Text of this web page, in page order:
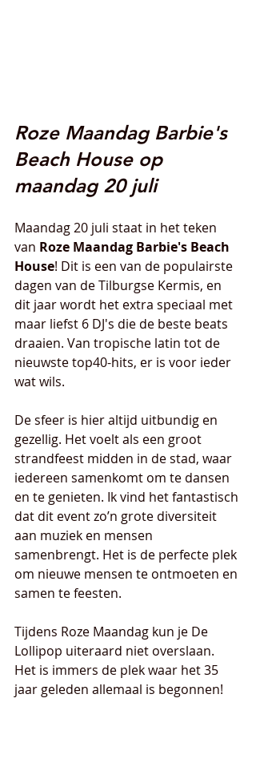
Roze Maandag Barbie's
Beach House op
maandag 20 juli
Maandag 20 juli staat in het teken
van Roze Maandag Barbie's Beach
House! Dit is een van de populairste
dagen van de Tilburgse Kermis, en
dit jaar wordt het extra speciaal met
maar liefst 6 DJ's die de beste beats
draaien. Van tropische latin tot de
nieuwste top40-hits, er is voor ieder
wat wils.
De sfeer is hier altijd uitbundig en
gezellig. Het voelt als een groot
strandfeest midden in de stad, waar
iedereen samenkomt om te dansen
en te genieten. Ik vind het fantastisch
dat dit event zo’n grote diversiteit
aan muziek en mensen
samenbrengt. Het is de perfecte plek
om nieuwe mensen te ontmoeten en
samen te feesten.
Tijdens Roze Maandag kun je De
Lollipop uiteraard niet overslaan.
Het is immers de plek waar het 35
jaar geleden allemaal is begonnen!